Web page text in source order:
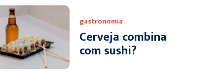
gastronomia
Cerveja combina
com sushi?